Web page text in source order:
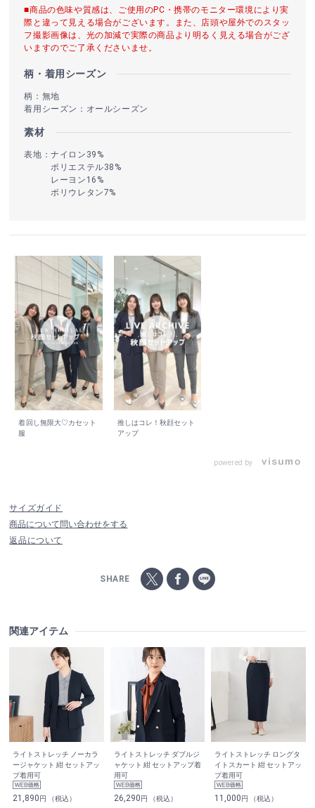
■商品の色味や質感は、ご使用のPC・携帯のモニター環境により実
際と違って見える場合がございます。また、店頭や屋外でのスタッ
フ撮影画像は、光の加減で実際の商品より明るく見える場合がござ
いますのでご了承くださいませ。
柄・着用シーズン
柄：無地
着用シーズン：オールシーズン
素材
表地：ナイロン39%
ポリエステル38%
レーヨン16%
ポリウレタン7%
着回し無限大♡カセット
服
推しはコレ！秋顔セット
アップ
powered by
サイズガイド
商品について問い合わせをする
返品について
SHARE
関連アイテム
ライトストレッチ ノーカラ
ージャケット 紺 セットアッ
プ着用可
21,890円 （税込）
ライトストレッチ ダブルジ
ャケット 紺 セットアップ着
用可
26,290円 （税込）
ライトストレッチ ロングタ
イトスカート 紺 セットアッ
プ着用可
11,000円 （税込）